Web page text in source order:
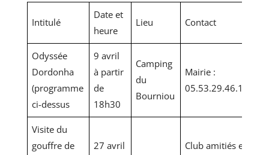
Intitulé
Date et
heure
Lieu Contact
Odyssée
Dordonha
(programme
ci-dessus
9 avril
à partir
de
18h30
Camping
du
Bourniou
Mairie :
05.53.29.46.11
Visite du
gouffre de
27 avril
Club amitiés et